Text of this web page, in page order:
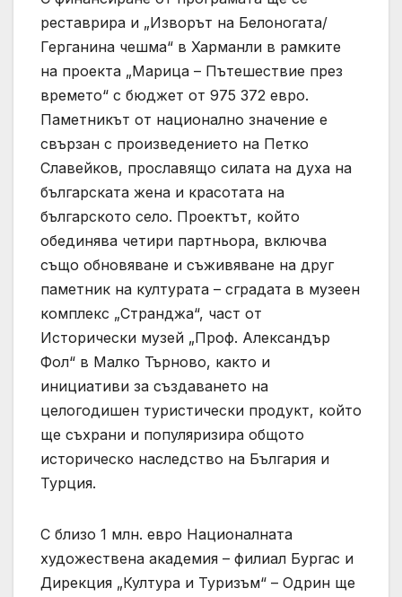
реставрира и „Изворът на Белоногата/
Герганина чешма“ в Харманли в рамките
на проекта „Марица – Пътешествие през
времето“ с бюджет от 975 372 евро.
Паметникът от национално значение е
свързан с произведението на Петко
Славейков, прославящо силата на духа на
българската жена и красотата на
българското село. Проектът, който
обединява четири партньора, включва
също обновяване и съживяване на друг
паметник на културата – сградата в музеен
комплекс „Странджа“, част от
Исторически музей „Проф. Александър
Фол“ в Малко Търново, както и
инициативи за създаването на
целогодишен туристически продукт, който
ще съхрани и популяризира общото
историческо наследство на България и
Турция.
С близо 1 млн. евро Националната
художествена академия – филиал Бургас и
Дирекция „Култура и Туризъм“ – Одрин ще